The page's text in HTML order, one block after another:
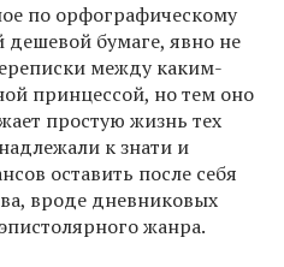
по орфографическому
бумаге, явно не
между каким-
принцессой, но тем оно
простую жизнь тех
к знати и
оставить после себя
вроде дневниковых
жанра.